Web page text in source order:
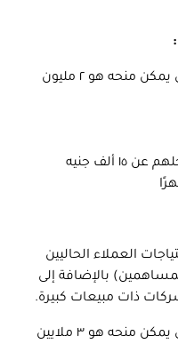
الحد الأقصى لمبلغ القرض الذي يمكن منحه هو ٢ مليون
القرض للعملاء الذين لا يقل دخلهم عن ١٥ ألف جنيه
العملاء الحاليين
بالإضافة إلى
ذات مبيعات كبيرة.
الحد الأقصى لمبلغ القرض الذي يمكن منحه هو ٣ ملايين